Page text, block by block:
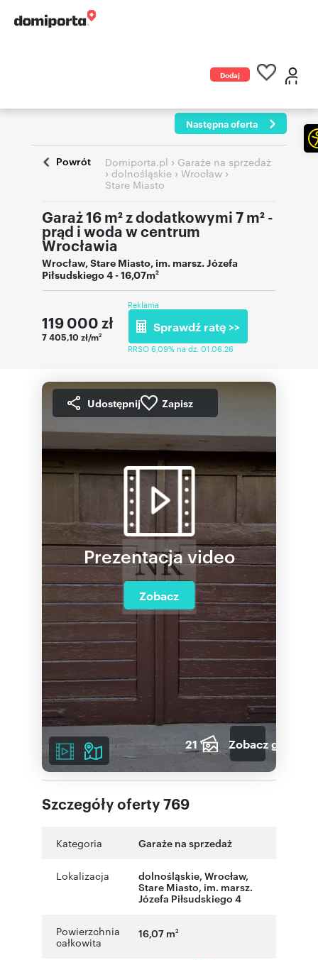
Dodaj
Następna oferta
Powrót Domiporta.pl › Garaże na sprzedaż
› dolnośląskie › Wrocław ›
Stare Miasto
Garaż 16 m² z dodatkowymi 7 m² -
prąd i woda w centrum
Wrocławia
Wrocław,Stare Miasto, im. marsz. Józefa
Piłsudskiego 4- 16,07m2
119 000 zł
7 405,10 zł/m2
Reklama
Sprawdź ratę >>
RRSO 6,09% na dz. 01.06.26
Udostępnij Zapisz
Prezentacja video
Zobacz
21 Zobacz galerię
Szczegóły oferty 769
Kategoria Garaże na sprzedaż
Lokalizacja dolnośląskie, Wrocław,
Stare Miasto, im. marsz.
Józefa Piłsudskiego 4
Powierzchnia
całkowita
16,07 m2